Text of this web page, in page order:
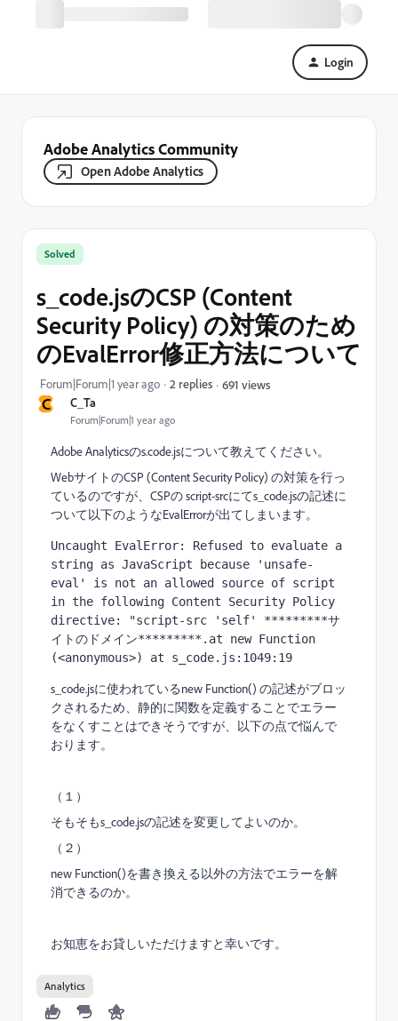
Login
Adobe Analytics Community
Open Adobe Analytics
C C_Ta
Forum|Forum|1 year ago
Solved
s_code.jsのCSP (Content
Security Policy) の対策のため
のEvalError修正方法について
Forum|Forum|1 year ago 2 replies 691 views
Adobe Analyticsのs.code.jsについて教えてください。
WebサイトのCSP (Content Security Policy) の対策を行っ
ているのですが、 CSPの script-srcにてs_code.jsの記述に
ついて以下のようなEvalErrorが出てしまいます。
Uncaught EvalError: Refused to evaluate a
string as JavaScript because 'unsafe-
eval' is not an allowed source of script
in the following Content Security Policy
directive: "script-src 'self' *********サ
イトのドメイン*********.at new Function
(<anonymous>) at s_code.js:1049:19
s_code.jsに使われているnew Function() の記述がブロッ
クされるため、静的に関数を定義することでエラー
をなくすことはできそうですが、以下の点で悩んで
おります。
（１）
そもそもs_code.jsの記述を変更してよいのか。
（２）
new Function()を書き換える以外の方法でエラーを解
消できるのか。
お知恵をお貸しいただけますと幸いです。
Analytics